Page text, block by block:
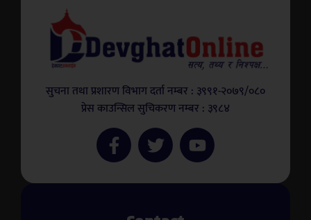
सुचना तथा प्रशारण विभाग दर्ता नम्बर : ३९९१-२०७९/०८०
प्रेस काउन्सिल सुचिकरण नम्बर : ३९८४